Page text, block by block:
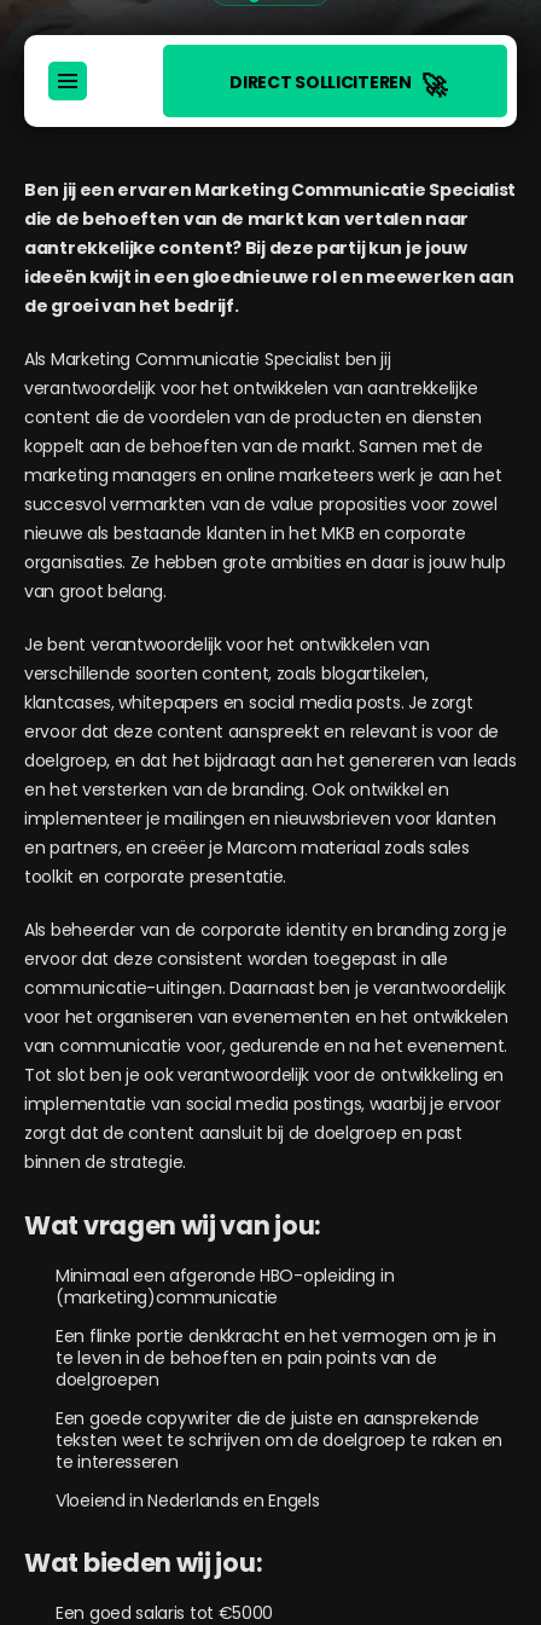
DIRECT SOLLICITEREN 🚀
Ben jij een ervaren Marketing Communicatie Specialist
die de behoeften van de markt kan vertalen naar
aantrekkelijke content? Bij deze partij kun je jouw
ideeën kwijt in een gloednieuwe rol en meewerken aan
de groei van het bedrijf.
Als Marketing Communicatie Specialist ben jij
verantwoordelijk voor het ontwikkelen van aantrekkelijke
content die de voordelen van de producten en diensten
koppelt aan de behoeften van de markt. Samen met de
marketing managers en online marketeers werk je aan het
succesvol vermarkten van de value proposities voor zowel
nieuwe als bestaande klanten in het MKB en corporate
organisaties. Ze hebben grote ambities en daar is jouw hulp
van groot belang.
Je bent verantwoordelijk voor het ontwikkelen van
verschillende soorten content, zoals blogartikelen,
klantcases, whitepapers en social media posts. Je zorgt
ervoor dat deze content aanspreekt en relevant is voor de
doelgroep, en dat het bijdraagt aan het genereren van leads
en het versterken van de branding. Ook ontwikkel en
implementeer je mailingen en nieuwsbrieven voor klanten
en partners, en creëer je Marcom materiaal zoals sales
toolkit en corporate presentatie.
Als beheerder van de corporate identity en branding zorg je
ervoor dat deze consistent worden toegepast in alle
communicatie-uitingen. Daarnaast ben je verantwoordelijk
voor het organiseren van evenementen en het ontwikkelen
van communicatie voor, gedurende en na het evenement.
Tot slot ben je ook verantwoordelijk voor de ontwikkeling en
implementatie van social media postings, waarbij je ervoor
zorgt dat de content aansluit bij de doelgroep en past
binnen de strategie.
Wat vragen wij van jou:
Minimaal een afgeronde HBO-opleiding in
(marketing)communicatie
Een flinke portie denkkracht en het vermogen om je in
te leven in de behoeften en pain points van de
doelgroepen
Een goede copywriter die de juiste en aansprekende
teksten weet te schrijven om de doelgroep te raken en
te interesseren
Vloeiend in Nederlands en Engels
Wat bieden wij jou:
Een goed salaris tot €5000